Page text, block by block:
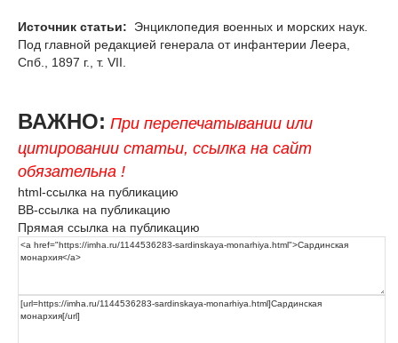
Источник статьи:
Энциклопедия военных и морских наук.
Под главной редакцией генерала от инфантерии Леера,
Спб., 1897 г., т. VII.
ВАЖНО: При перепечатывании или
цитировании статьи, ссылка на сайт
обязательна !
html-ссылка на публикацию
BB-ссылка на публикацию
Прямая ссылка на публикацию